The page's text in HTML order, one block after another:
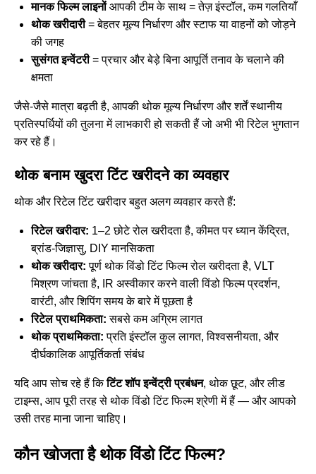
मानक फिल्म लाइनोंआपकी टीम के साथ = तेज़ इंस्टॉल, कम गलतियाँ
थोक खरीदारी= बेहतर मूल्य निर्धारण और स्टाफ या वाहनों को जोड़ने
की जगह
सुसंगत इन्वेंटरी= प्रचार और बेड़े बिना आपूर्ति तनाव के चलाने की
क्षमता
जैसे-जैसे मात्रा बढ़ती है, आपकी थोक मूल्य निर्धारण और शर्तें स्थानीय
प्रतिस्पर्धियों की तुलना में लाभकारी हो सकती हैं जो अभी भी रिटेल भुगतान
कर रहे हैं।
थोक बनाम खुदरा टिंट खरीदने का व्यवहार
थोक और रिटेल टिंट खरीदार बहुत अलग व्यवहार करते हैं:
रिटेल खरीदार: 1–2 छोटे रोल खरीदता है, कीमत पर ध्यान केंद्रित,
ब्रांड-जिज्ञासु, DIY मानसिकता
थोक खरीदार: पूर्ण थोक विंडो टिंट फिल्म रोल खरीदता है, VLT
मिश्रण जांचता है, IR अस्वीकार करने वाली विंडो फिल्म प्रदर्शन,
वारंटी, और शिपिंग समय के बारे में पूछता है
रिटेल प्राथमिकता: सबसे कम अग्रिम लागत
थोक प्राथमिकता: प्रति इंस्टॉल कुल लागत, विश्वसनीयता, और
दीर्घकालिक आपूर्तिकर्ता संबंध
यदि आप सोच रहे हैं किटिंट शॉप इन्वेंट्री प्रबंधन, थोक छूट, और लीड
टाइम्स, आप पूरी तरह से थोक विंडो टिंट फिल्म श्रेणी में हैं — और आपको
उसी तरह माना जाना चाहिए।
कौन खोजता है थोक विंडो टिंट फिल्म?